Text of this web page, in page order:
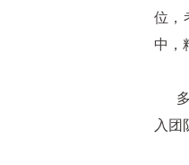
位，
中，
多
入团